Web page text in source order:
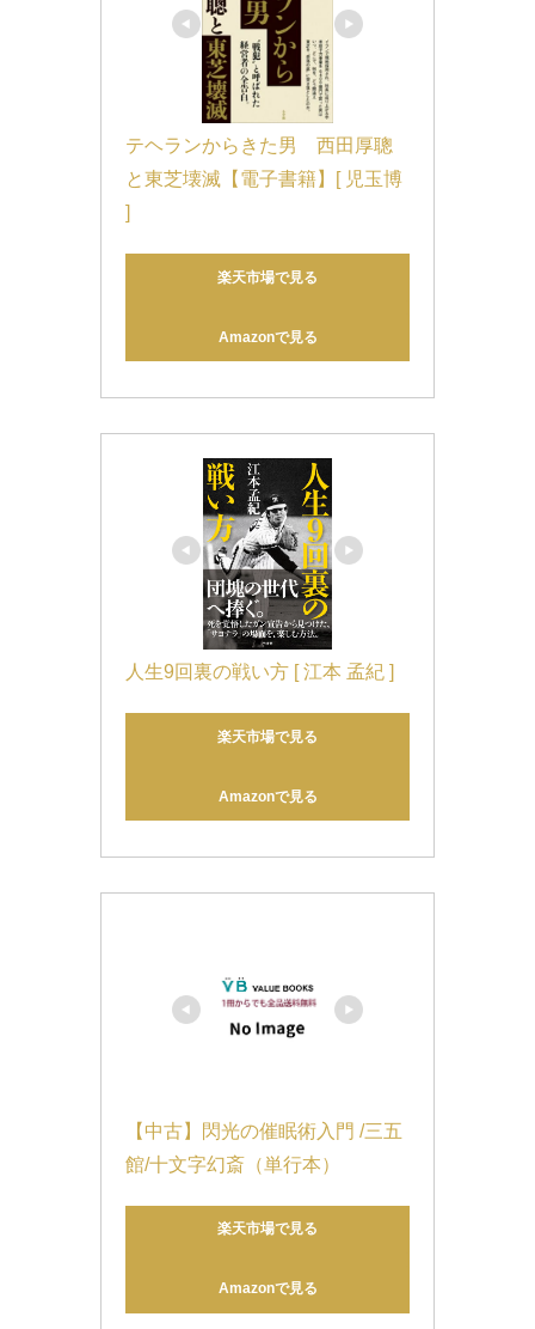
テヘランからきた男　西田厚聰
と東芝壊滅【電子書籍】[ 児玉博
]
楽天市場で見る
Amazonで見る
人生9回裏の戦い方 [ 江本 孟紀 ]
楽天市場で見る
Amazonで見る
【中古】閃光の催眠術入門 /三五
館/十文字幻斎（単行本）
楽天市場で見る
Amazonで見る